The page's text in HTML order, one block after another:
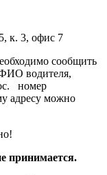
к. 3, офис 7
сообщить
водителя,
номер
адресу можно
принимается.